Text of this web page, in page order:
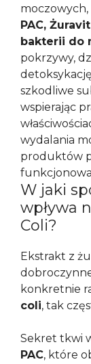
PAC,
bakterii do
pokrzywy,
szkodliwe
wspierając
wydalania
produktów
W jaki
wpływa
Coli?
Ekstrakt z
konkretnie
coli, tak
Sekret tkwi
PAC, które